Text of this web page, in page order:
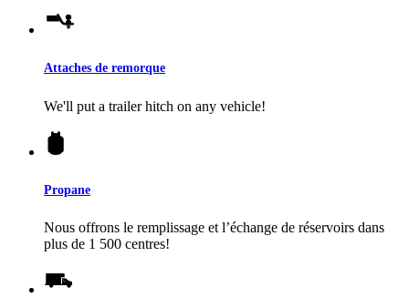
Attaches de remorque
We'll put a trailer hitch on any vehicle!
Propane
Nous offrons le remplissage et l’échange de réservoirs dans
plus de 1 500 centres!